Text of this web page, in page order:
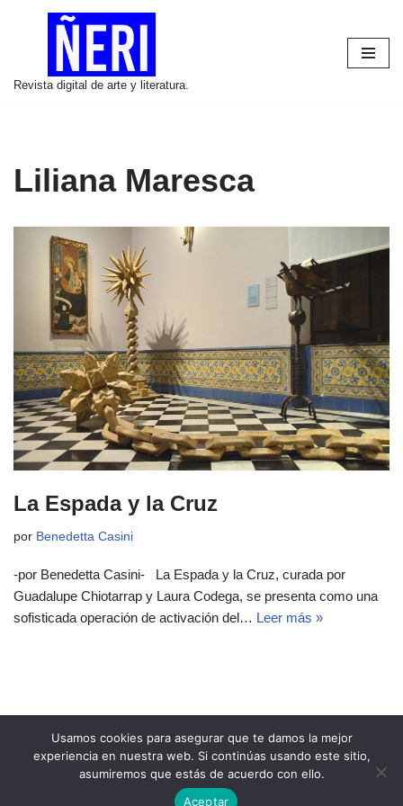
contenido
Revista digital de arte y literatura.
Liliana Maresca
La Espada y la Cruz
por Benedetta Casini
-por Benedetta Casini- La Espada y la Cruz, curada por
Guadalupe Chiotarrap y Laura Codega, se presenta como una
sofisticada operación de activación del… Leer más »
Copyright 2021 Revista Ñeri
Usamos cookies para asegurar que te damos la mejor
experiencia en nuestra web. Si continúas usando este sitio,
asumiremos que estás de acuerdo con ello.
Aceptar